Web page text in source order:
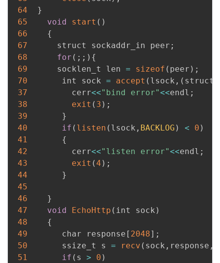
64
}
65
void start ( )
66
{
67
      struct sockaddr_in peer
;
68
for ( ; ; ) {
69
      socklen_t len
= sizeof ( peer ) ;
70
       int sock
= accept ( lsock , ( struct
37
         cerr
<<"bind error"<<endl ;
38
exit ( 3 ) ;
39
}
40
if ( listen ( lsock , BACKLOG ) < 0 )
41
{
42
         cerr
<<"listen error"<<endl ;
43
exit (4 ) ;
44
}
45
46
}
47
void EchoHttp ( int sock )
48
{
49
       char response
[ 2048] ;
50
       ssize_t s
= recv ( sock , response ,
51
if ( s > 0 )